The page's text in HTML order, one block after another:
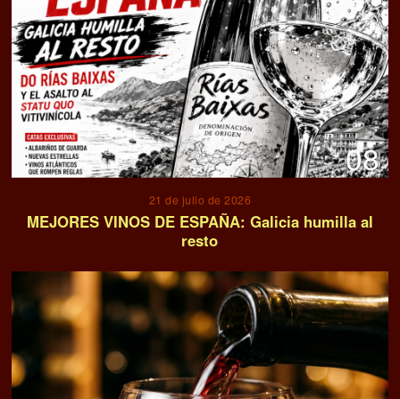
08
21 de julio de 2026
MEJORES VINOS DE ESPAÑA: Galicia humilla al
resto